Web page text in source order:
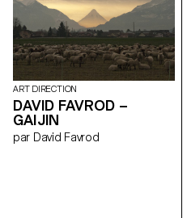
Vacheron forment ce premier
numéro de Spheres. spheres-
publication.ch
ART DIRECTION
DAVID FAVROD –
GAIJIN
par David Favrod